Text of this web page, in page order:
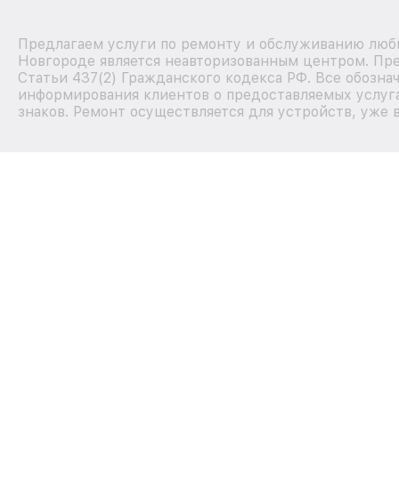
Предлагаем услуги по ремонту и обслуживанию
Новгороде является неавторизованным центром.
Статьи 437(2) Гражданского кодекса РФ. Все
информирования клиентов о предоставляемых
знаков. Ремонт осуществляется для устройств,